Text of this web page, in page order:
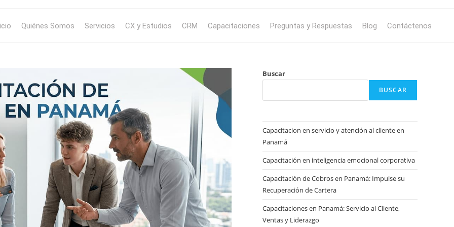
Quiénes Somos Servicios CX y Estudios CRM Capacitaciones Preguntas y Respuestas Blog Contáctenos
Buscar
BUSCAR
Capacitacion en servicio y atención al cliente en
Panamá
Capacitación en inteligencia emocional corporativa
Capacitación de Cobros en Panamá: Impulse su
Recuperación de Cartera
Capacitaciones en Panamá: Servicio al Cliente,
Ventas y Liderazgo